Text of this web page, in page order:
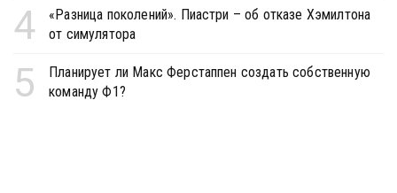
4
«Разница поколений». Пиастри – об отказе Хэмилтона
от симулятора
5
Планирует ли Макс Ферстаппен создать собственную
команду Ф1?